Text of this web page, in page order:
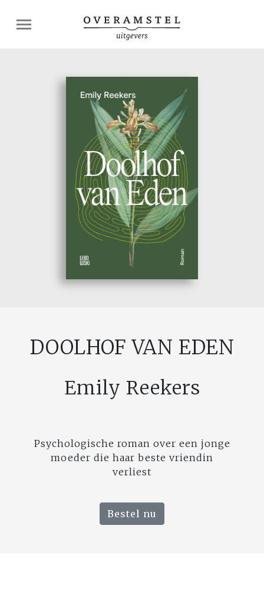
DOOLHOF VAN EDEN
Emily Reekers
Psychologische roman over een jonge
moeder die haar beste vriendin
verliest
Bestel nu